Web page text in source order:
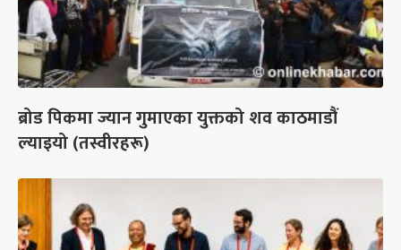
ब्रोड पिकमा ज्यान गुमाएका युक्तको शव काठमाडौं
ल्याइयो (तस्वीरहरू)